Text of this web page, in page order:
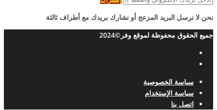
نحن لا نرسل البريد المزعج أو نشارك بريدك مع أطراف ثالثة
جميع الحقوق محفوظة لموقع وفر©2024
سياسة الخصوصية
سياسة الإستخدام
اتصل بنا